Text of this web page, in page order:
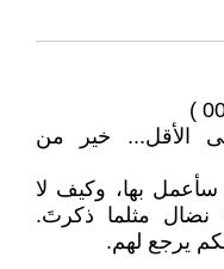
الأقل... خير من
بها، وكيف لا
مثلما ذكرتَ.
يرجع لهم.